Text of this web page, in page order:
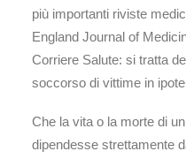
più importanti riviste
England Journal of
Corriere Salute: si tratta
soccorso di vittime in
Che la vita o la morte di
dipendesse strettamente